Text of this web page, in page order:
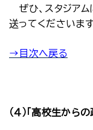
ぜひ、スタジア
送ってくださいま
→目次へ戻る
（４）「高校生から